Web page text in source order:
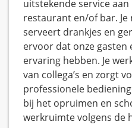
uitstekende service
restaurant en/of bar.
serveert drankjes en
ervoor dat onze gasten
ervaring hebben. Je
van collega’s en zorgt
professionele
bij het opruimen en
werkruimte volgens de